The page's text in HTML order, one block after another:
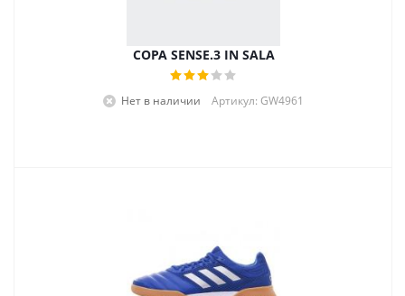
COPA SENSE.3 IN SALA
Нет в наличии Артикул: GW4961